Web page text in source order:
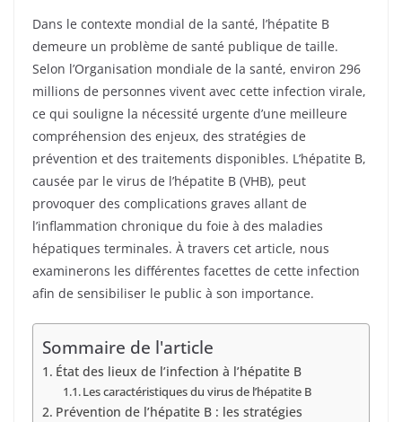
Dans le contexte mondial de la santé, l’hépatite B
demeure un problème de santé publique de taille.
Selon l’Organisation mondiale de la santé, environ 296
millions de personnes vivent avec cette infection virale,
ce qui souligne la nécessité urgente d’une meilleure
compréhension des enjeux, des stratégies de
prévention et des traitements disponibles. L’hépatite B,
causée par le virus de l’hépatite B (VHB), peut
provoquer des complications graves allant de
l’inflammation chronique du foie à des maladies
hépatiques terminales. À travers cet article, nous
examinerons les différentes facettes de cette infection
afin de sensibiliser le public à son importance.
Sommaire de l'article
État des lieux de l’infection à l’hépatite B
Les caractéristiques du virus de l’hépatite B
Prévention de l’hépatite B : les stratégies